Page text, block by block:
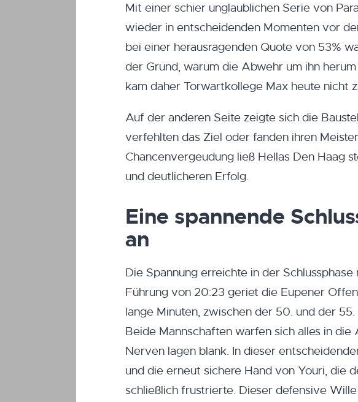
Mit einer schier unglaublichen Serie von
wieder in entscheidenden Momenten vor
bei einer herausragenden Quote von 53%
der Grund, warum die Abwehr um ihn
kam daher Torwartkollege Max heute nicht
Auf der anderen Seite zeigte sich die
verfehlten das Ziel oder fanden ihren
Chancenvergeudung ließ Hellas Den Haag
und deutlicheren Erfolg.
Eine spannende
an
Die Spannung erreichte in der
Führung von 20:23 geriet die Eupener
lange Minuten, zwischen der 50. und der
Beide Mannschaften warfen sich alles in
Nerven lagen blank. In dieser
und die erneut sichere Hand von Youri, die
schließlich frustrierte. Dieser defensive